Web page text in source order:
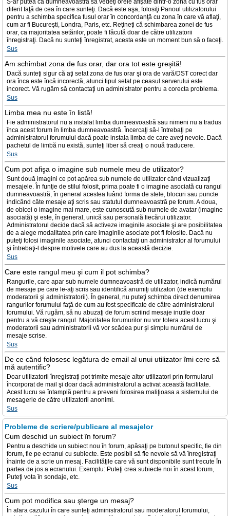
S-ar putea ca dumneavoastră să vedeţi orele afişate dintr-o zonă cu fus orar
diferit faţă de cea în care sunteţi. Dacă este aşa, folosiţi Panoul utilizatorului
pentru a schimba specifica fusul orar în concordanţă cu zona în care vă aflaţi,
cum ar fi Bucureşti, Londra, Paris, etc. Reţineţi că schimbarea zonei de fus
orar, ca majoritatea setărilor, poate fi făcută doar de către utilizatorii
înregistraţi. Dacă nu sunteţi înregistrat, acesta este un moment bun să o faceţi.
Sus
Am schimbat zona de fus orar, dar ora tot este greşită!
Dacă sunteţi sigur că aţi setat zona de fus orar şi ora de vară/DST corect dar
ora înca este încă incorectă, atunci tipul setat pe ceasul serverului este
incorect. Vă rugăm să contactaţi un administrator pentru a corecta problema.
Sus
Limba mea nu este în listă!
Fie administratorul nu a instalat limba dumneavoastră sau nimeni nu a tradus
înca acest forum în limba dumneavoastră. Încercaţi să-l întrebaţi pe
administratorul forumului dacă poate instala limba de care aveţi nevoie. Dacă
pachetul de limbă nu există, sunteţi liber să creaţi o nouă traducere.
Sus
Cum pot afişa o imagine sub numele meu de utilizator?
Sunt două imagini ce pot apărea sub numele de utilizator când vizualizaţi
mesajele. În funţie de stilul folosit, prima poate fi o imagine asociată cu rangul
dumneavoastră, în general acestea luând forma de stele, blocuri sau puncte
indicând câte mesaje aţi scris sau statutul dumneavoastră pe forum. A doua,
de obicei o imagine mai mare, este cunoscută sub numele de avatar (imagine
asociată) şi este, în general, unică sau personală fiecărui utilizator.
Administratorul decide dacă să activeze imaginile asociate şi are posibilitatea
de a alege modalitatea prin care imaginile asociate pot fi folosite. Dacă nu
puteţi folosi imaginile asociate, atunci contactaţi un administrator al forumului
şi întrebaţi-l despre motivele care au dus la această decizie.
Sus
Care este rangul meu şi cum il pot schimba?
Rangurile, care apar sub numele dumneavoastră de utilizator, indică numărul
de mesaje pe care le-aţi scris sau identifică anumiţi utilizatori (de exemplu
moderatorii şi administratorii). În general, nu puteţi schimba direct denumirea
rangurilor forumului faţă de cum au fost specificate de către administratorul
forumului. Vă rugăm, să nu abuzaţi de forum scriind mesaje inutile doar
pentru a vă creşte rangul. Majoritatea forumurilor nu vor tolera acest lucru şi
moderatorii sau administratorii vă vor scădea pur şi simplu numărul de
mesaje scrise.
Sus
De ce când folosesc legătura de email al unui utilizator îmi cere să
mă autentific?
Doar utilizatorii înregistraţi pot trimite mesaje altor utilizatori prin formularul
încorporat de mail şi doar dacă administratorul a activat această facilitate.
Acest lucru se întamplă pentru a preveni folosirea maliţioasa a sistemului de
mesagerie de către utilizatorii anonimi.
Sus
Probleme de scriere/publicare al mesajelor
Cum deschid un subiect în forum?
Pentru a deschide un subiect nou în forum, apăsaţi pe butonul specific, fie din
forum, fie pe ecranul cu subiecte. Este posibil să fie nevoie să vă înregistraţi
înainte de a scrie un mesaj. Facilităţile care vă sunt disponibile sunt trecute în
partea de jos a ecranului. Exemplu: Puteţi crea subiecte noi în acest forum,
Puteţi vota în sondaje, etc.
Sus
Cum pot modifica sau şterge un mesaj?
În afara cazului în care sunteţi administratorul sau moderatorul forumului,